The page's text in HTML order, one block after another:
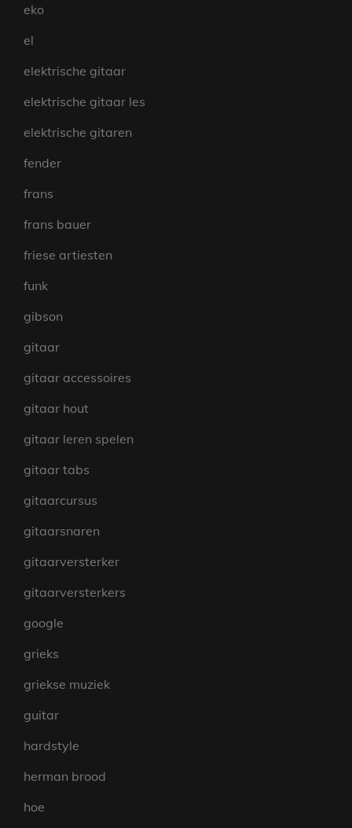
eko
el
elektrische gitaar
elektrische gitaar les
elektrische gitaren
fender
frans
frans bauer
friese artiesten
funk
gibson
gitaar
gitaar accessoires
gitaar hout
gitaar leren spelen
gitaar tabs
gitaarcursus
gitaarsnaren
gitaarversterker
gitaarversterkers
google
grieks
griekse muziek
guitar
hardstyle
herman brood
hoe